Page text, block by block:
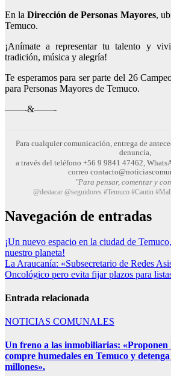
En laDirección de Personas Mayores,
Temuco.
¡Anímate a representar tu talento y
tradición, música y alegría!
Te esperamos para ser parte del 26
para Personas Mayores de Temuco.
——-&——-
Para cualquier comunicación, entrega de
denuncia,
a través del teléfono +56 9 9841 47462,
correo
"Para pensar, comentar y
@destacar @seguidores #Temuco #Cautin
Navegación de entradas
¡Un nuevo espacio en la ciudad de
nuestro planeta!
La Araucanía: «Subsecretario de Redes
Oncológico pero evita fijar plazos para
Entrada relacionada
NOTICIAS COMUNALES
Un freno a las inmobiliarias: «Proponen
compre humedales en Temuco y
millones».